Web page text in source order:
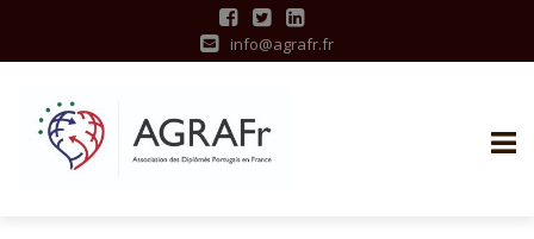
info@agrafr.fr